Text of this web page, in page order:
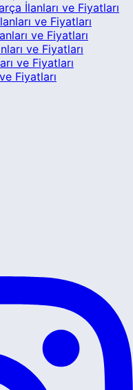
İlanları ve Fiyatları
ve Fiyatları
ve Fiyatları
ve Fiyatları
ve Fiyatları
Fiyatları